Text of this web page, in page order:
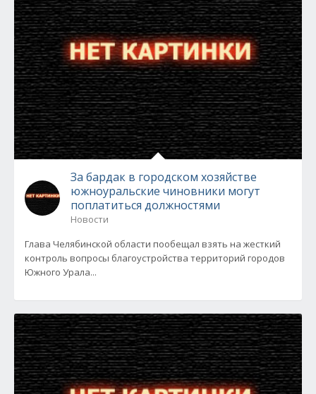
За бардак в городском хозяйстве
южноуральские чиновники могут
поплатиться должностями
Новости
Глава Челябинской области пообещал взять на жесткий
контроль вопросы благоустройства территорий городов
Южного Урала...